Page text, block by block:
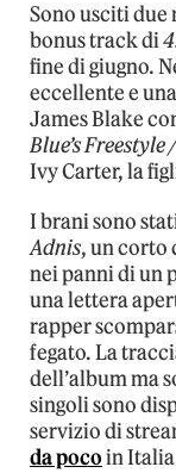
Sono usciti due
bonus track di
fine di giugno.
eccellente e
James Blake
Blue’s
Ivy Carter, la
I brani sono
Adnis, un corto
nei panni di un
una lettera
rapper
fegato. La
dell’album ma
singoli sono
servizio di
da pocoin